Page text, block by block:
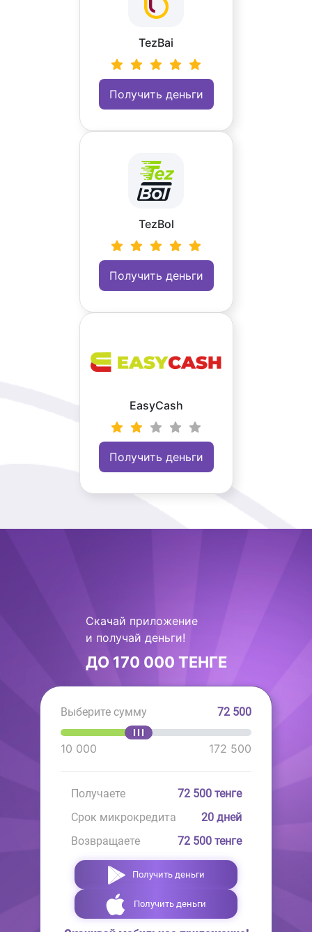
TezBai
Получить деньги
TezBol
Получить деньги
EasyCash
Получить деньги
Скачай приложение
и получай деньги!
ДО 170 000 ТЕНГЕ
Выберите сумму 72 500
10 000 172 500
Получаете 72 500тенге
Срок микрокредита
20дней
Возвращаете
72 500тенге
Получить деньги
Получить деньги